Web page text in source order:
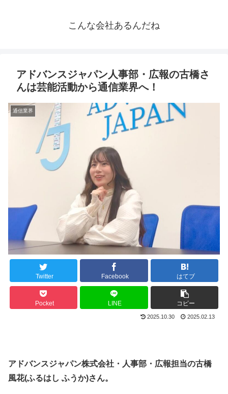
こんな会社あるんだね
アドバンスジャパン人事部・広報の古橋さ
んは芸能活動から通信業界へ！
通信業界
Twitter Facebook はてブ
Pocket LINE コピー
2025.10.30 2025.02.13
アドバンスジャパン株式会社・人事部・広報担当の古橋
風花(ふるはし ふうか)さん。